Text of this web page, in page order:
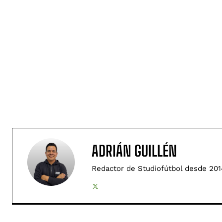
ADRIÁN GUILLÉN
Redactor de Studiofútbol desde